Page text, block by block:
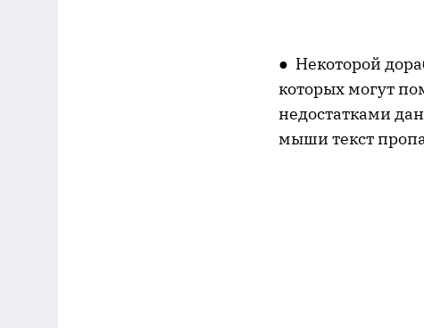
● Некоторой
которых могут
недостатками
мыши текст